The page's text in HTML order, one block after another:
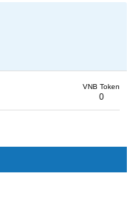
VNB Token
0